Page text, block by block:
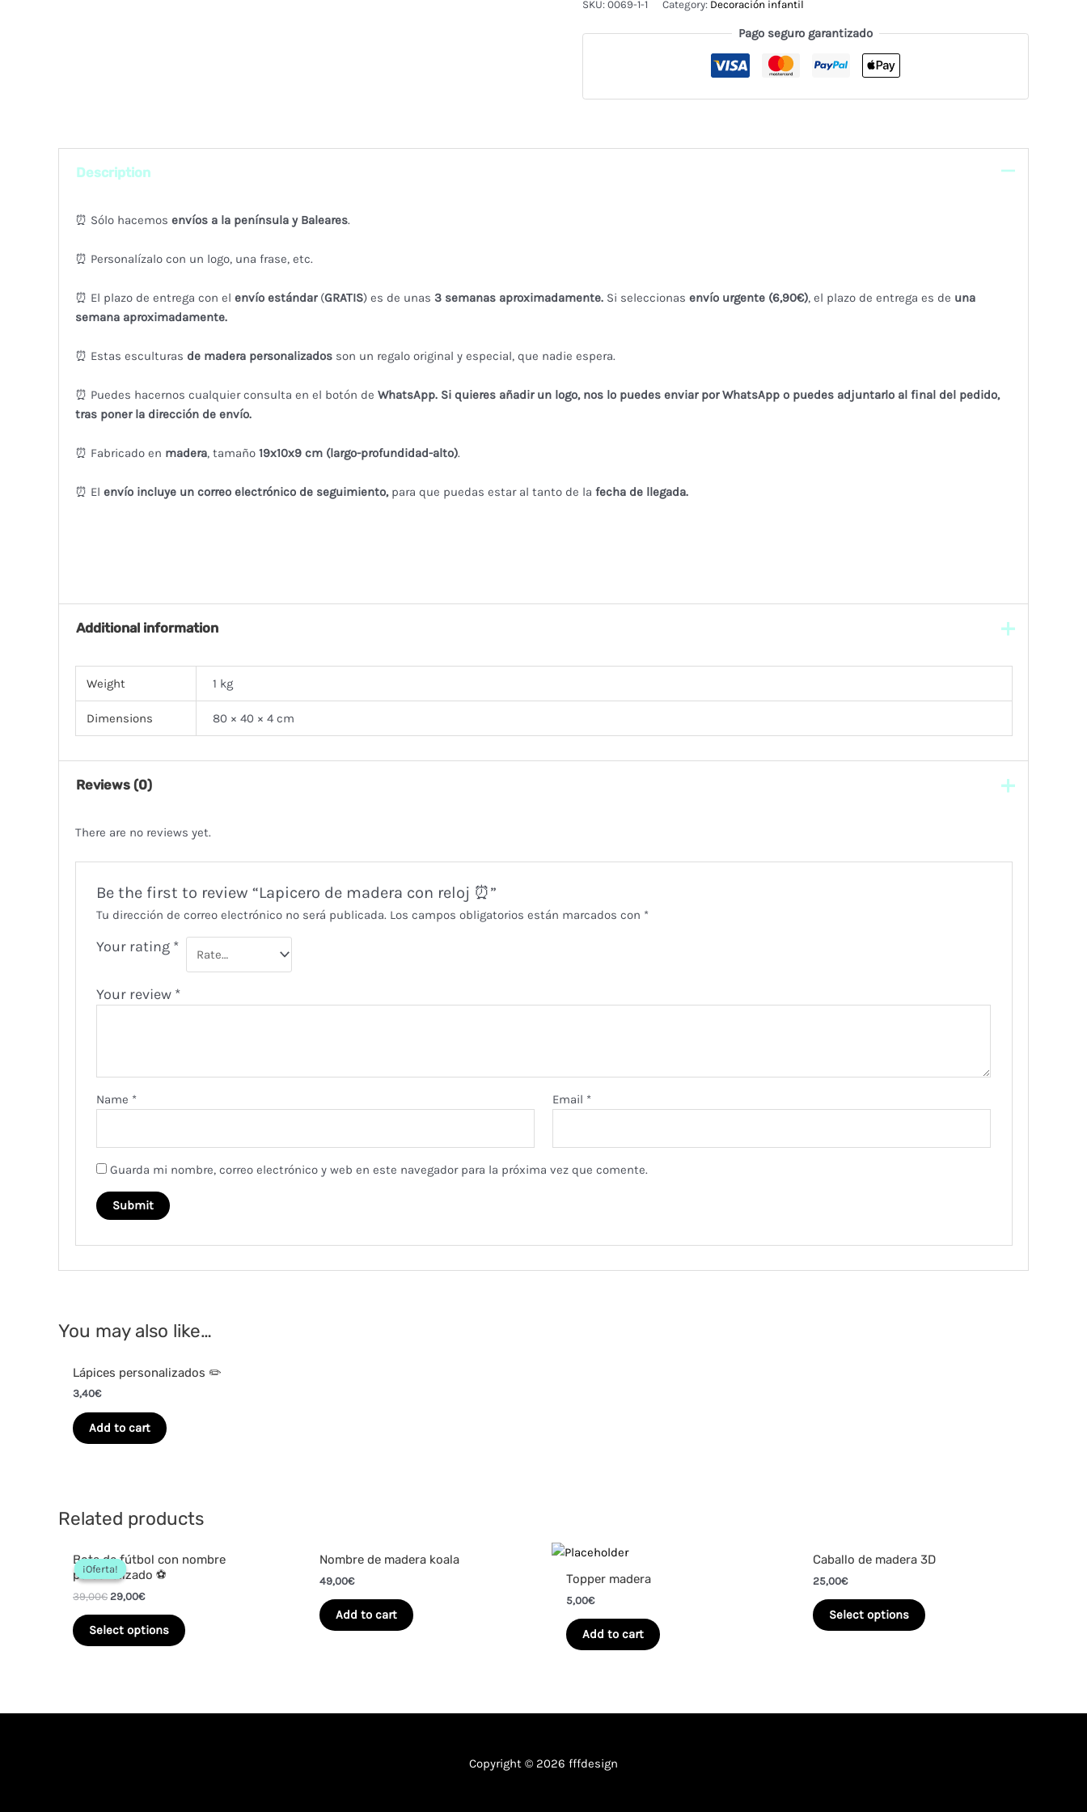
reloj
SKU: 0069-1-1 Category: Decoración infantil
Pago seguro garantizado
Description
⏰ Sólo hacemos envíos a la península y Baleares.
⏰ Personalízalo con un logo, una frase, etc.
⏰ El plazo de entrega con el envío estándar (GRATIS) es de unas 3 semanas aproximadamente. Si seleccionas envío urgente (6,90€), el plazo de entrega es de una
semana aproximadamente.
⏰ Estas esculturas de madera personalizadosson un regalo original y especial, que nadie espera.
⏰ Puedes hacernos cualquier consulta en el botón de WhatsApp. Si quieres añadir un logo, nos lo puedes enviar por WhatsApp o puedes adjuntarlo al final del pedido,
tras poner la dirección de envío.
⏰ Fabricado en madera, tamaño 19x10x9 cm (largo-profundidad-alto).
⏰ El envío incluye un correo electrónico de seguimiento,para que puedas estar al tanto de la fecha de llegada.
Additional information
Weight 1 kg
Dimensions 80 × 40 × 4 cm
Reviews (0)
There are no reviews yet.
Be the first to review “Lapicero de madera con reloj ⏰”
Tu dirección de correo electrónico no será publicada. Los campos obligatorios están marcados con *
Your rating *
Your review *
Name * Email *
Guarda mi nombre, correo electrónico y web en este navegador para la próxima vez que comente.
You may also like…
Lápices personalizados ✏️
3,40€
Add to cart
Related products
¡Oferta!
¡Oferta!
Bota de fútbol con nombre
personalizado ⚽
39,00€ 29,00€
Select options
Nombre de madera koala
49,00€
Add to cart
Topper madera
5,00€
Add to cart
Caballo de madera 3D
25,00€
Select options
Copyright © 2026 fffdesign